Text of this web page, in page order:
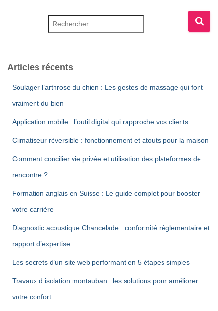
Articles récents
Soulager l’arthrose du chien : Les gestes de massage qui font
vraiment du bien
Application mobile : l’outil digital qui rapproche vos clients
Climatiseur réversible : fonctionnement et atouts pour la maison
Comment concilier vie privée et utilisation des plateformes de
rencontre ?
Formation anglais en Suisse : Le guide complet pour booster
votre carrière
Diagnostic acoustique Chancelade : conformité réglementaire et
rapport d’expertise
Les secrets d’un site web performant en 5 étapes simples
Travaux d isolation montauban : les solutions pour améliorer
votre confort